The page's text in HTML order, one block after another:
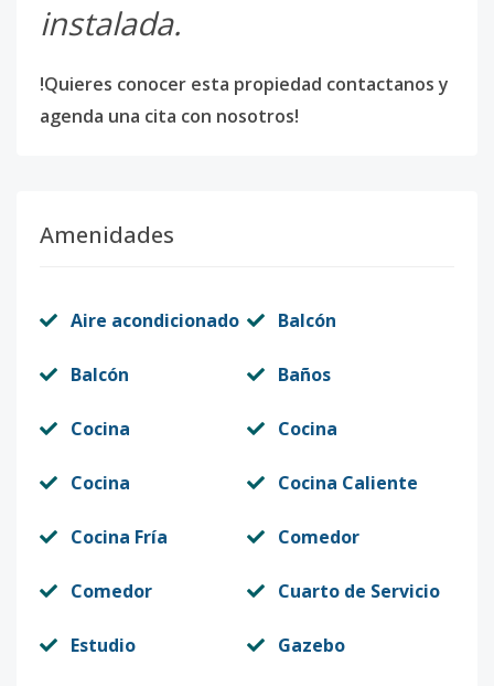
instalada.
!Quieres conocer esta propiedad contactanos y
agenda una cita con nosotros!
Amenidades
Aire acondicionado Balcón
Balcón Baños
Cocina Cocina
Cocina Cocina Caliente
Cocina Fría Comedor
Comedor Cuarto de Servicio
Estudio Gazebo